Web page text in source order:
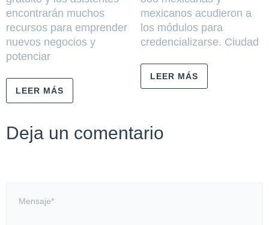
encontrarán muchos
recursos para emprender
nuevos negocios y
potenciar
LEER MÁS
mexicanos acudieron a
los módulos para
credencializarse. Ciudad
LEER MÁS
Deja un comentario